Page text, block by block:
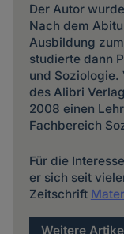
Der Autor
Nach dem
Ausbildung
studierte dann
und Soziologie.
des Alibri
2008 einen
Fachbereich
Für die
er sich seit
Zeitschrift
Weitere